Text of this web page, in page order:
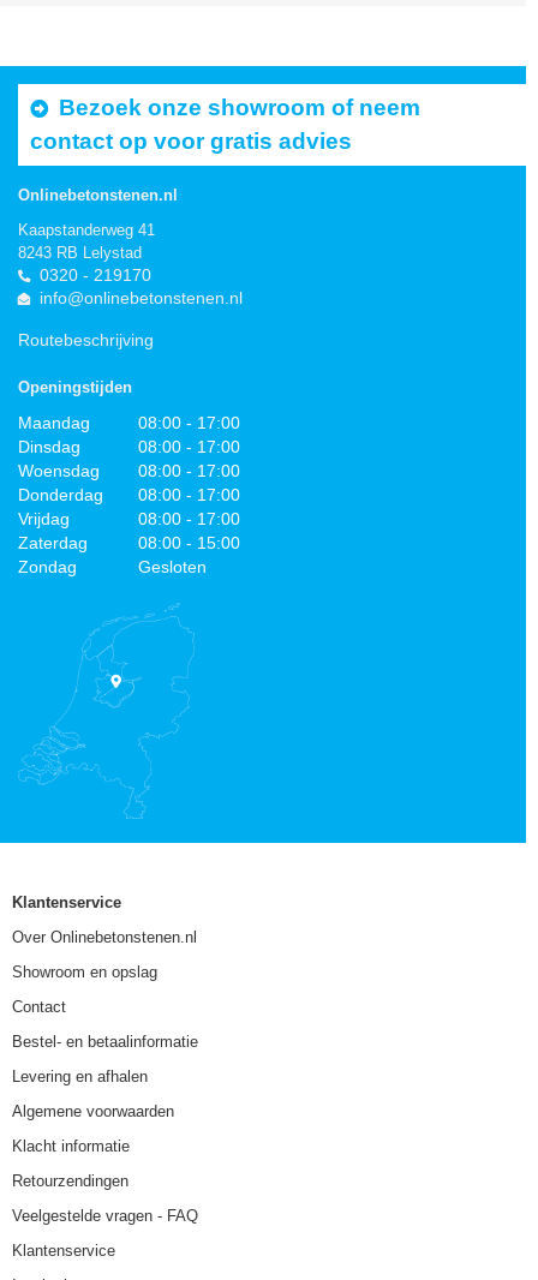
Bezoek onze showroom of neem
contact op voor gratis advies
Onlinebetonstenen.nl
Kaapstanderweg 41
8243 RB Lelystad
0320 - 219170
info@onlinebetonstenen.nl
Routebeschrijving
Openingstijden
Maandag
08:00 - 17:00
Dinsdag
08:00 - 17:00
Woensdag
08:00 - 17:00
Donderdag
08:00 - 17:00
Vrijdag
08:00 - 17:00
Zaterdag
08:00 - 15:00
Zondag
Gesloten
Klantenservice
Over Onlinebetonstenen.nl
Showroom en opslag
Contact
Bestel- en betaalinformatie
Levering en afhalen
Algemene voorwaarden
Klacht informatie
Retourzendingen
Veelgestelde vragen - FAQ
Klantenservice